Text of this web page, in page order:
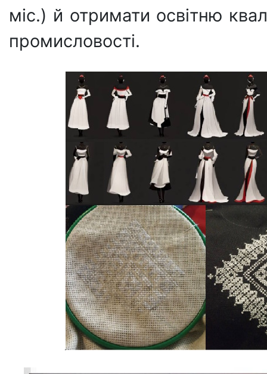
міс.) й отримати освітню
промисловості.